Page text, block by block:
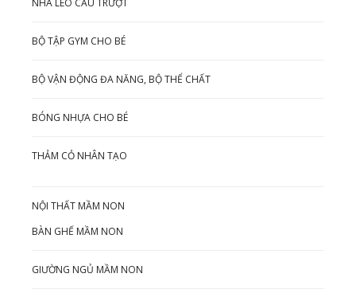
NHÀ LEO CẦU TRƯỢT
BỘ TẬP GYM CHO BÉ
BỘ VẬN ĐỘNG ĐA NĂNG, BỘ THỂ CHẤT
BÓNG NHỰA CHO BÉ
THẢM CỎ NHÂN TẠO
NỘI THẤT MẦM NON
BÀN GHẾ MẦM NON
GIƯỜNG NGỦ MẦM NON